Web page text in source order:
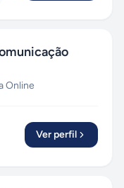
Online
Ver perfil